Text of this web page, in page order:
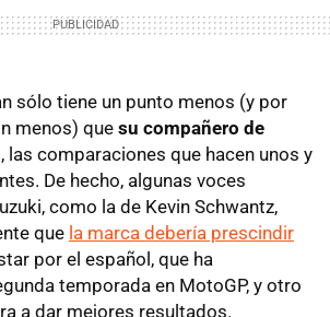
sólo tiene un punto menos (y por
menos) quesu compañero de
, las comparaciones que hacen unos y
De hecho, algunas voces
como la de Kevin Schwantz,
que la marca debería prescindir
por el español, que ha
temporada en MotoGP, y otro
a dar mejores resultados.